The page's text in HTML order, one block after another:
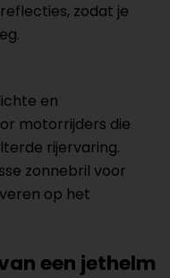
zodat je
en
motorrijders die
rijervaring.
zonnebril voor
op het
een jethelm